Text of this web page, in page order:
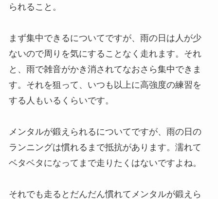
られること。
まず集中できるについてですが、雨の日は人が少
ないので周りを気にすることなく走れます。それ
と、雨で雑音がかき消されてなおさら集中できま
す。それを狙って、いつも以上に高強度の練習を
する人もいるくらいです。
メンタルが鍛えられるについてですが、雨の日の
ランニングは慣れるまで抵抗があります。濡れて
ベタベタになってまで走りたくはないですよね。
それでも走るとだんだん慣れてメンタルが鍛えら